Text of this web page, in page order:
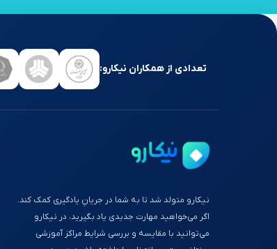
تعدادی از همکاران نیکارو:
نیکارو متولد شد تا به شما در جریانِ یادگیری کمک کند.
اگر می‌خواهید مهارت جدیدی یاد بگیرید، در نیکارو
می‌توانید با مقایسه و بررسی شرایط مراکز آموزشی